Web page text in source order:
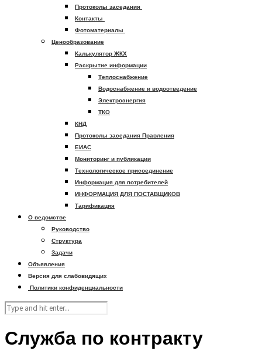
Протоколы заседания
Контакты
Фотоматериалы
Ценообразование
Калькулятор ЖКХ
Раскрытие информации
Теплоснабжение
Водоснабжение и водоотведение
Электроэнергия
ТКО
КНД
Протоколы заседания Правления
ЕИАС
Мониторинг и публикации
Технологическое присоединение
Информация для потребителей
ИНФОРМАЦИЯ ДЛЯ ПОСТАВЩИКОВ
Тарификация
О ведомстве
Руководство
Структура
Задачи
Объявления
Версия для слабовидящих
Политики конфиденциальности
Служба по контракту